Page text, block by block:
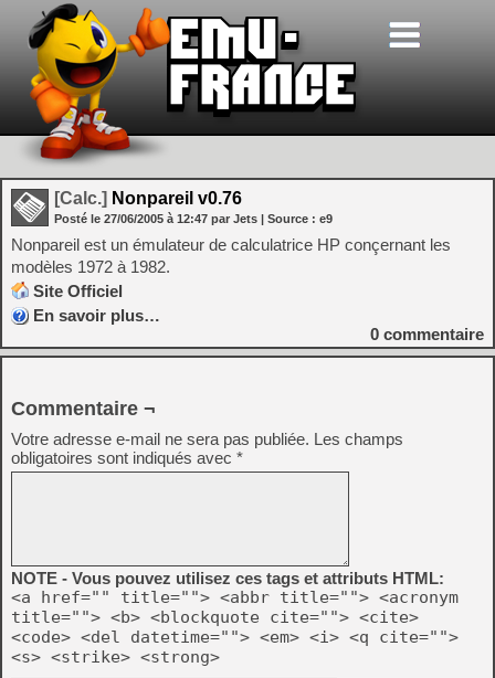
[Calc.] Nonpareil v0.76
Posté le 27/06/2005 à 12:47 par Jets | Source : e9
Nonpareil est un émulateur de calculatrice HP conçernant les
modèles 1972 à 1982.
Site Officiel
En savoir plus…
0 commentaire
Commentaire ¬
Votre adresse e-mail ne sera pas publiée. Les champs
obligatoires sont indiqués avec *
NOTE - Vous pouvez utilisez ces tags et attributs HTML:
<a href="" title=""> <abbr title=""> <acronym
title=""> <b> <blockquote cite=""> <cite>
<code> <del datetime=""> <em> <i> <q cite="">
<s> <strike> <strong>